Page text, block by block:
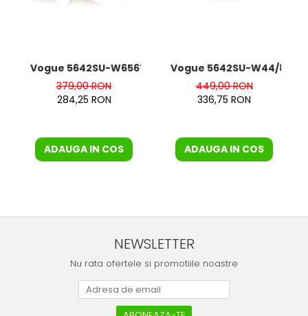
Vogue 5642SU-W65673
379,00 RON
284,25 RON
ADAUGA IN COS
Vogue 5642SU-W44/81
449,00 RON
336,75 RON
ADAUGA IN COS
NEWSLETTER
Nu rata ofertele si promotiile noastre